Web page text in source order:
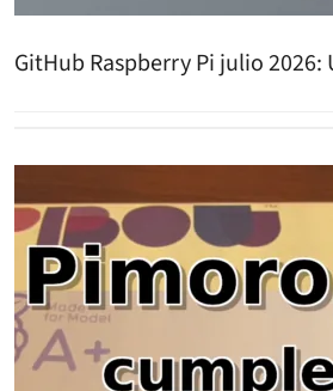
GitHub Raspberry Pi julio 2026: